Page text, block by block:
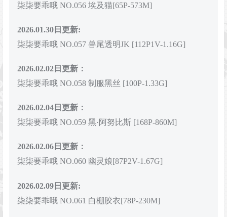
柒柒要乖哦 NO.056 埃及猫[65P-573M]
2026.01.30日更新:
柒柒要乖哦 NO.057 兽尾透明JK [112P1V-1.16G]
2026.02.02日更新：
柒柒要乖哦 NO.058 制服黑丝 [100P-1.33G]
2026.02.04日更新：
柒柒要乖哦 NO.059 黑·阿努比斯 [168P-860M]
2026.02.06日更新：
柒柒要乖哦 NO.060 幽灵娘[87P2V-1.67G]
2026.02.09日更新:
柒柒要乖哦 NO.061 白棚胶衣[78P-230M]